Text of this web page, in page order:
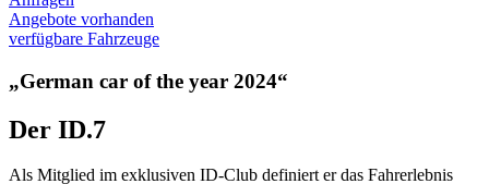
Angebote vorhanden
verfügbare Fahrzeuge
„German car of the year 2024“
Der ID.7
Als Mitglied im exklusiven ID-Club definiert er das Fahrerlebnis